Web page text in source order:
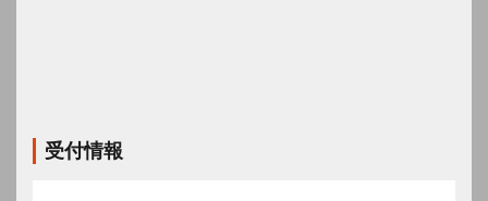
受付情報